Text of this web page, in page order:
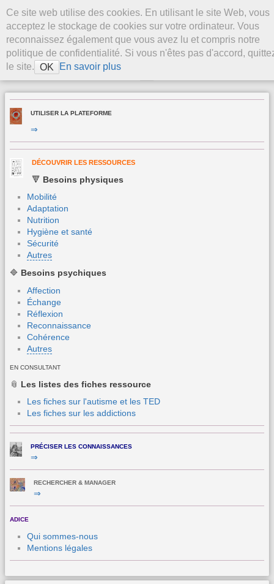
Aller au contenu
La Plateforme
Stevenson
UTILISER LA PLATEFORME
⇒
DÉCOUVRIR LES RESSOURCES
🔻 Besoins physiques
Mobilité
Adaptation
Nutrition
Hygiène et santé
Sécurité
Autres
🔷 Besoins psychiques
Affection
Échange
Réflexion
Reconnaissance
Cohérence
Autres
EN CONSULTANT
📎 Les listes des fiches ressource
Les fiches sur l'autisme et les TED
Les fiches sur les addictions
PRÉCISER LES CONNAISSANCES
⇒
RECHERCHER & MANAGER
⇒
ADICE
Qui sommes-nous
Mentions légales
Ce site web utilise des cookies. En utilisant le site Web, vous
acceptez le stockage de cookies sur votre ordinateur. Vous
reconnaissez également que vous avez lu et compris notre
politique de confidentialité. Si vous n'êtes pas d'accord,
le site. OK En savoir plus